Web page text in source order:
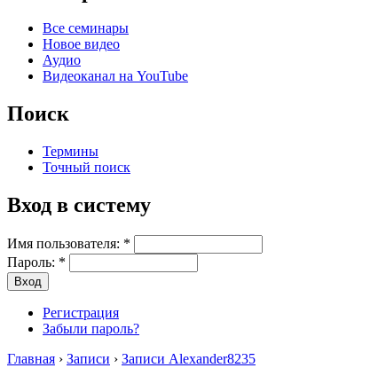
Все семинары
Новое видео
Аудио
Видеоканал на YouTube
Поиск
Термины
Точный поиск
Вход в систему
Имя пользователя: *
Пароль: *
Регистрация
Забыли пароль?
Главная › Записи › Записи Alexander8235